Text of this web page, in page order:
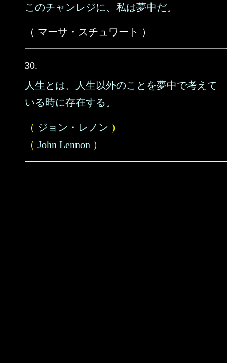
このチャンレジに、私は夢中だ。
（ マーサ・スチュワート ）
30.
人生とは、人生以外のことを夢中で考えて
いる時に存在する。
（ ジョン・レノン ）
（ John Lennon ）